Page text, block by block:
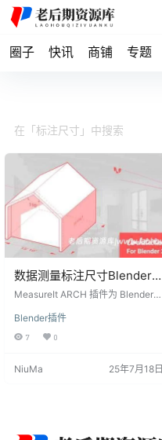
圈子 快讯 商铺 专题
数据测量标注尺寸Blender插
件-MeasureIt ARCH V0.5.0
MeasureIt ARCH 插件为 Blender
工具，极大地提升了在 3D 设计和建
模过程中创建精确技术文档的能
标注和测量的 3D 艺术家和设计师。
出为图像、矢…
Blender插件
7 0
NiuMa 25年7月18日